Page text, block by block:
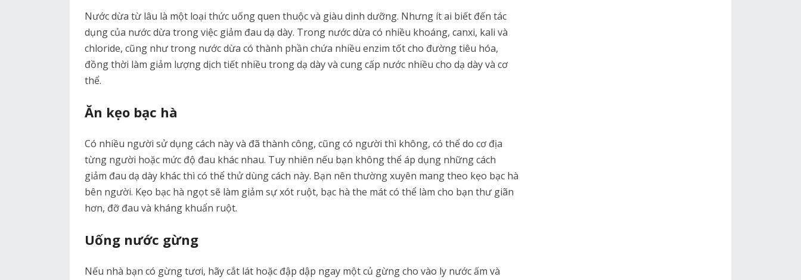
Nước dừa từ lâu là một loại thức uống quen thuộc và giàu dinh dưỡng. Nhưng ít ai biết đến tác
dụng của nước dừa trong việc giảm đau dạ dày. Trong nước dừa có nhiều khoáng, canxi, kali và
chloride, cũng như trong nước dừa có thành phần chứa nhiều enzim tốt cho đường tiêu hóa,
đồng thời làm giảm lượng dịch tiết nhiều trong dạ dày và cung cấp nước nhiều cho dạ dày và cơ
thể.
Ăn kẹo bạc hà
Có nhiều người sử dụng cách này và đã thành công, cũng có người thì không, có thể do cơ địa
từng người hoặc mức độ đau khác nhau. Tuy nhiên nếu bạn không thể áp dụng những cách
giảm đau dạ dày khác thì có thể thử dùng cách này. Bạn nên thường xuyên mang theo kẹo bạc hà
bên người. Kẹo bạc hà ngọt sẽ làm giảm sự xót ruột, bạc hà the mát có thể làm cho bạn thư giãn
hơn, đỡ đau và kháng khuẩn ruột.
Uống nước gừng
Nếu nhà bạn có gừng tươi, hãy cắt lát hoặc đập dập ngay một củ gừng cho vào ly nước ấm và